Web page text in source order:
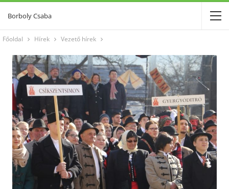
Borboly Csaba
Főoldal Hírek Vezető hírek